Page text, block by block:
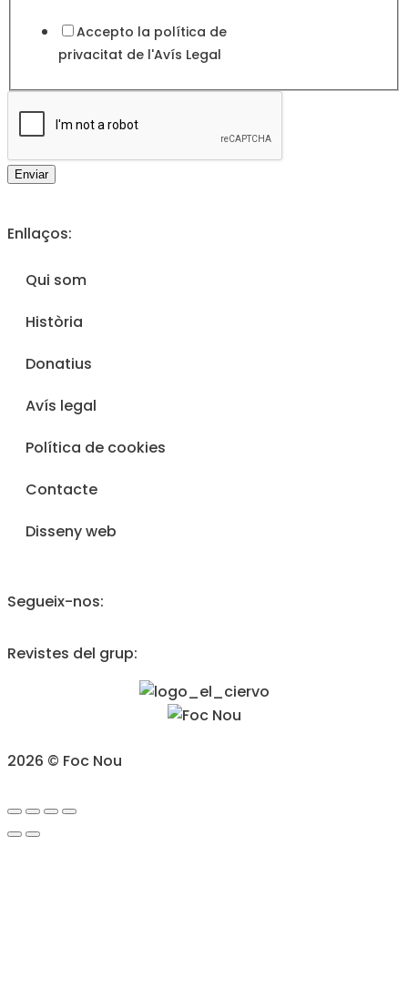
Accepto la política de
privacitat de l'Avís Legal
Enviar
Enllaços:
Qui som
Història
Donatius
Avís legal
Política de cookies
Contacte
Disseny web
Segueix-nos:
Revistes del grup:
2026 © Foc Nou